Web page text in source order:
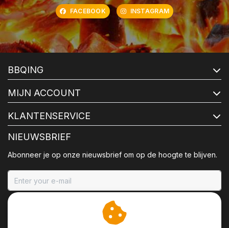
FACEBOOK INSTAGRAM
BBQING
MIJN ACCOUNT
KLANTENSERVICE
NIEUWSBRIEF
Abonneer je op onze nieuwsbrief om op de hoogte te blijven.